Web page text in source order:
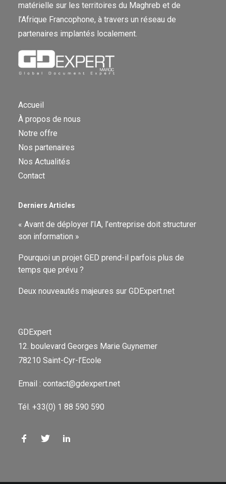
matérielle sur les territoires du Maghreb et de
l’Afrique Francophone, à travers un réseau de
partenaires implantés localement.
Accueil
À propos de nous
Notre offre
Nos partenaires
Nos Actualités
Contact
Derniers Articles
« Avant de déployer l’IA, l’entreprise doit structurer
son information »
Pourquoi un projet GED prend-il parfois plus de
temps que prévu ?
Deux nouveautés majeures sur GDExpert.net
GDExpert
12. boulevard Georges Marie Guynemer
78210 Saint-Cyr-l’Ecole
Email : contact@gdexpert.net
Tél. +33(0) 1 88 590 590